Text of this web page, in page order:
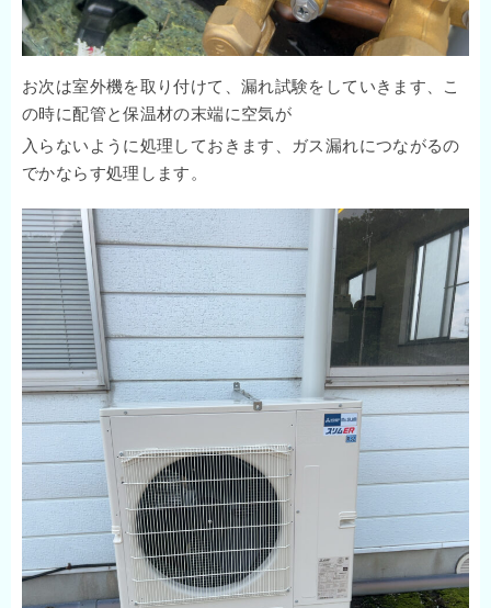
お次は室外機を取り付けて、漏れ試験をしていきます、こ
の時に配管と保温材の末端に空気が
入らないように処理しておきます、ガス漏れにつながるの
でかならす処理します。